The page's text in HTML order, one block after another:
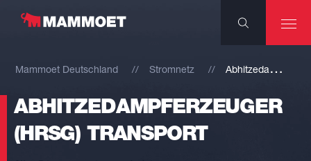
Mammoet Deutschland Stromnetz A
bhitzedampferzeuger (HRSG) Transport
ABHITZEDAMPFERZEUGER
(HRSG) TRANSPORT